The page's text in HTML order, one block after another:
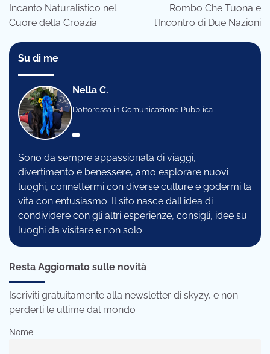
Incanto Naturalistico nel
Cuore della Croazia
Rombo Che Tuona e
l’Incontro di Due Nazioni
Su di me
Nella C.
Dottoressa in Comunicazione Pubblica
Sono da sempre appassionata di viaggi,
divertimento e benessere, amo esplorare nuovi
luoghi, connettermi con diverse culture e godermi la
vita con entusiasmo. Il sito nasce dall'idea di
condividere con gli altri esperienze, consigli, idee su
luoghi da visitare e non solo.
Resta Aggiornato sulle novità
Iscriviti gratuitamente alla newsletter di skyzy, e non
perderti le ultime dal mondo
Nome